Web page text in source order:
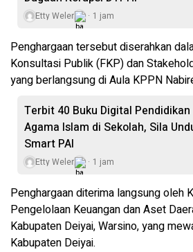
Etty Weler 1 jam
Penghargaan tersebut diserahkan
Konsultasi Publik (FKP) dan
yang berlangsung di Aula KPPN
Terbit 40 Buku Digital Pendidikan
Agama Islam di Sekolah, Sila
Smart PAI
Etty Weler 1 jam
Penghargaan diterima langsung oleh
Pengelolaan Keuangan dan Aset
Kabupaten Deiyai, Warsino, yang
Kabupaten Deiyai.